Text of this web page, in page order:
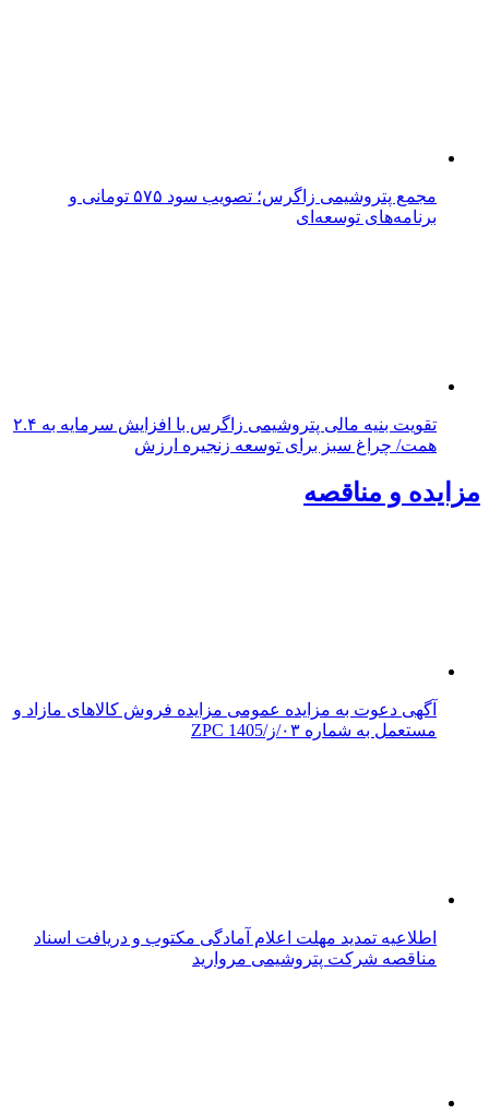
مجمع پتروشیمی زاگرس؛ تصویب سود ۵۷۵ تومانی و
برنامه‌های توسعه‌ای
تقویت بنیه مالی پتروشیمی زاگرس با افزایش سرمایه به ۲.۴
همت/ چراغ سبز برای توسعه زنجیره ارزش
مزایده و مناقصه
آگهی دعوت به مزایده عمومی مزایده فروش کالاهای مازاد و
مستعمل به شماره ۰۳/ز/ZPC 1405
اطلاعیه تمدید مهلت اعلام آمادگی مکتوب و دریافت اسناد
مناقصه شرکت پتروشیمی مروارید